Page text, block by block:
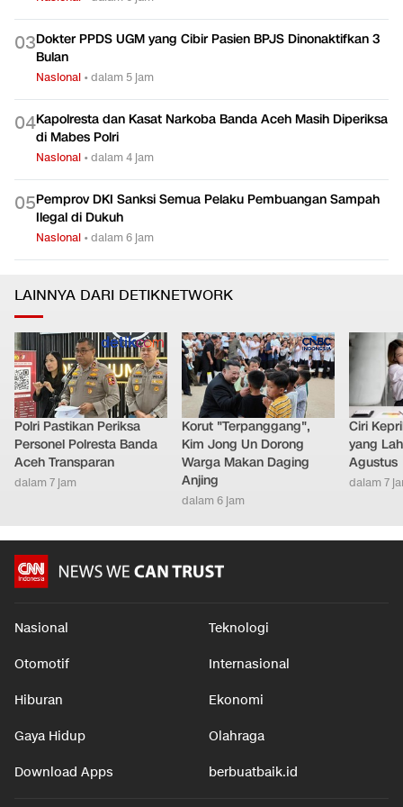
03Dokter PPDS UGM yang Cibir Pasien BPJS Dinonaktifkan 3
Bulan
Nasional •dalam 5 jam
04Kapolresta dan Kasat Narkoba Banda Aceh Masih Diperiksa
di Mabes Polri
Nasional •dalam 4 jam
05Pemprov DKI Sanksi Semua Pelaku Pembuangan Sampah
Ilegal di Dukuh
Nasional •dalam 6 jam
LAINNYA DARI DETIKNETWORK
Polri Pastikan Periksa
Personel Polresta Banda
Aceh Transparan
dalam 7 jam
Korut "Terpanggang",
Kim Jong Un Dorong
Warga Makan Daging
Anjing
dalam 6 jam
Ciri
yang
Agustus
dalam 7
Nasional Teknologi
Otomotif Internasional
Hiburan Ekonomi
Gaya Hidup Olahraga
Download Apps berbuatbaik.id